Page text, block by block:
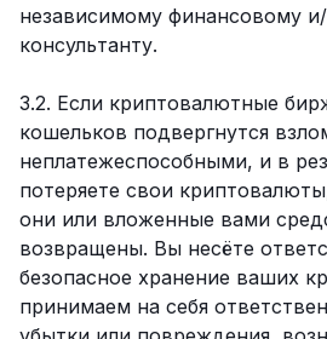
независимому финансовому
консультанту.
3.2. Если криптовалютные
кошельков подвергнутся
неплатежеспособными, и в
потеряете свои
они или вложенные вами
возвращены. Вы несёте
безопасное хранение ваших
принимаем на себя